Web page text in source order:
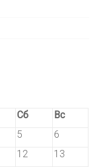
Сб
Вс
5
6
12
13